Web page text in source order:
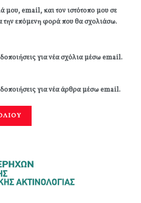
μου, email, και τον ιστότοπο μου σε
την επόμενη φορά που θα σχολιάσω.
για νέα σχόλια μέσω email.
για νέα άρθρα μέσω email.